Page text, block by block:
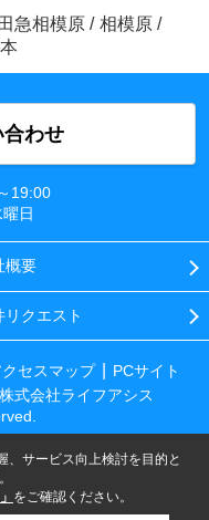
急相模原 / 相模原 /
わせ
19:00
日
概要
リクエスト
クセスマップ
PCサイト
式会社ライフアシス
、サービス向上検討を目的と
をご確認ください。